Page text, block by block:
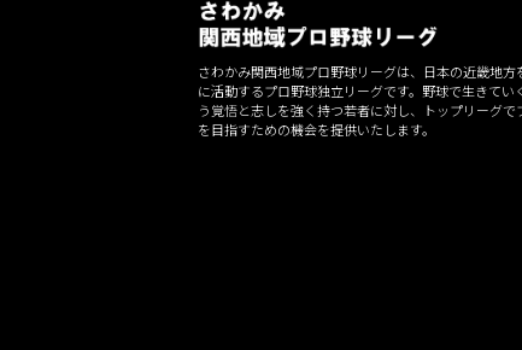
さわかみ関西地域プロ野球リーグは、日本の近畿地方
に活動するプロ野球独立リーグです。野球で生きてい
う覚悟と志しを強く持つ若者に対し、トップリーグで
を目指すための機会を提供いたします。